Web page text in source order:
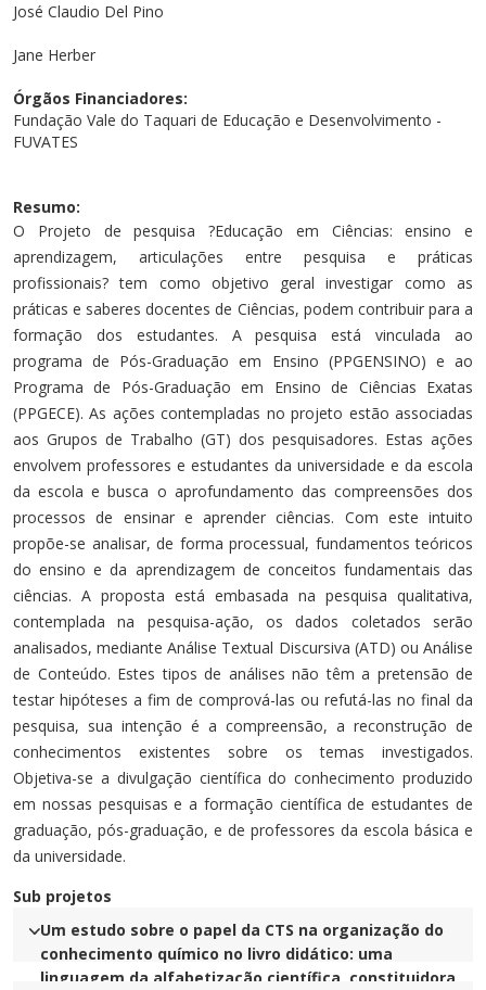
Cursos de Idiomas
Residências Médicas
Diplomados
Trabalhe Conosco
Univates & Você - Comunidade
Orquestra Gustavo Adolfo Univates
Escolas
José Claudio Del Pino
Jane Herber
Órgãos Financiadores:
Fundação Vale do Taquari de Educação e Desenvolvimento -
FUVATES
Resumo:
O Projeto de pesquisa ?Educação em Ciências: ensino e
aprendizagem, articulações entre pesquisa e práticas
profissionais? tem como objetivo geral investigar como as
práticas e saberes docentes de Ciências, podem contribuir para a
formação dos estudantes. A pesquisa está vinculada ao
programa de Pós-Graduação em Ensino (PPGENSINO) e ao
Programa de Pós-Graduação em Ensino de Ciências Exatas
(PPGECE). As ações contempladas no projeto estão associadas
aos Grupos de Trabalho (GT) dos pesquisadores. Estas ações
envolvem professores e estudantes da universidade e da escola
da escola e busca o aprofundamento das compreensões dos
processos de ensinar e aprender ciências. Com este intuito
propõe-se analisar, de forma processual, fundamentos teóricos
do ensino e da aprendizagem de conceitos fundamentais das
ciências. A proposta está embasada na pesquisa qualitativa,
contemplada na pesquisa-ação, os dados coletados serão
analisados, mediante Análise Textual Discursiva (ATD) ou Análise
de Conteúdo. Estes tipos de análises não têm a pretensão de
testar hipóteses a fim de comprová-las ou refutá-las no final da
pesquisa, sua intenção é a compreensão, a reconstrução de
conhecimentos existentes sobre os temas investigados.
Objetiva-se a divulgação científica do conhecimento produzido
em nossas pesquisas e a formação científica de estudantes de
graduação, pós-graduação, e de professores da escola básica e
da universidade.
Sub projetos
Um estudo sobre o papel da CTS na organização do
conhecimento químico no livro didático: uma
linguagem da alfabetização científica, constituidora